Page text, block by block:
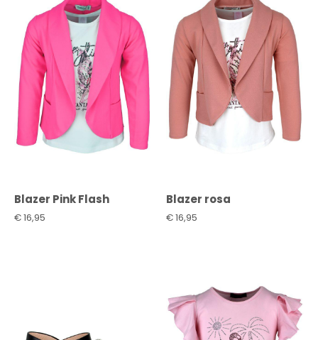
Blazer Pink Flash
€16,95
Blazer rosa
€16,95